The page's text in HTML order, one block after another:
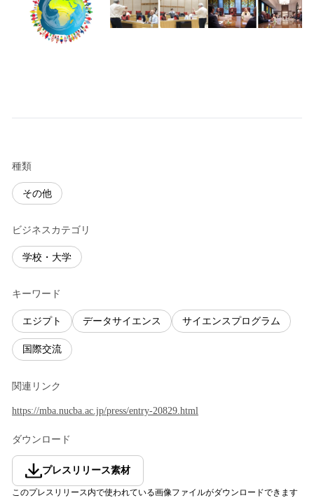
種類
その他
ビジネスカテゴリ
学校・大学
キーワード
エジプト データサイエンス サイエンスプログラム
国際交流
関連リンク
https://mba.nucba.ac.jp/press/entry-20829.html
ダウンロード
プレスリリース素材
このプレスリリース内で使われている画像ファイルがダウンロードできます